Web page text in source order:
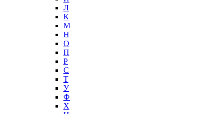
Л
К
М
Н
О
П
Р
С
Т
У
Ф
Х